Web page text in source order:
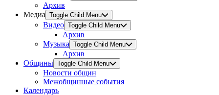
Архив
Медиа Toggle Child Menu
Видео Toggle Child Menu
Архив
Музыка Toggle Child Menu
Архив
Общины Toggle Child Menu
Новости общин
Межобщинные события
Календарь